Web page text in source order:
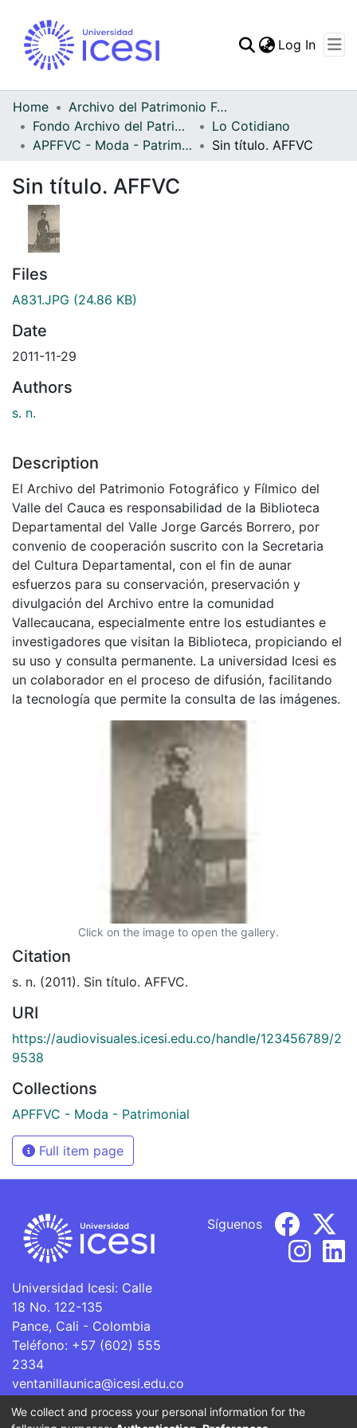
Statistics
Log In
Home
Archivo del Patrimonio Fotográfico y Fílmico del Valle del Cauca
Fondo Archivo del Patrimonio Fotográfico y Fílmico del Valle del Cauca
Lo Cotidiano
APFFVC - Moda - Patrimonial
Sin título. AFFVC
Sin título. AFFVC
Files
A831.JPG (24.86 KB)
Date
2011-11-29
Authors
s. n.
Description
El Archivo del Patrimonio Fotográfico y Fílmico del
Valle del Cauca es responsabilidad de la Biblioteca
Departamental del Valle Jorge Garcés Borrero, por
convenio de cooperación suscrito con la Secretaria
del Cultura Departamental, con el fin de aunar
esfuerzos para su conservación, preservación y
divulgación del Archivo entre la comunidad
Vallecaucana, especialmente entre los estudiantes e
investigadores que visitan la Biblioteca, propiciando el
su uso y consulta permanente. La universidad Icesi es
un colaborador en el proceso de difusión, facilitando
la tecnología que permite la consulta de las imágenes.
Click on the image to open the gallery.
Citation
s. n. (2011). Sin título. AFFVC.
URI
https://audiovisuales.icesi.edu.co/handle/123456789/2
9538
Collections
APFFVC - Moda - Patrimonial
Full item page
Universidad Icesi: Calle
18 No. 122-135
Pance, Cali - Colombia
Teléfono: +57 (602) 555
2334
ventanillaunica@icesi.edu.co
Síguenos
La Universidad Icesi es una Institución de Educación
We collect and process your personal information for the